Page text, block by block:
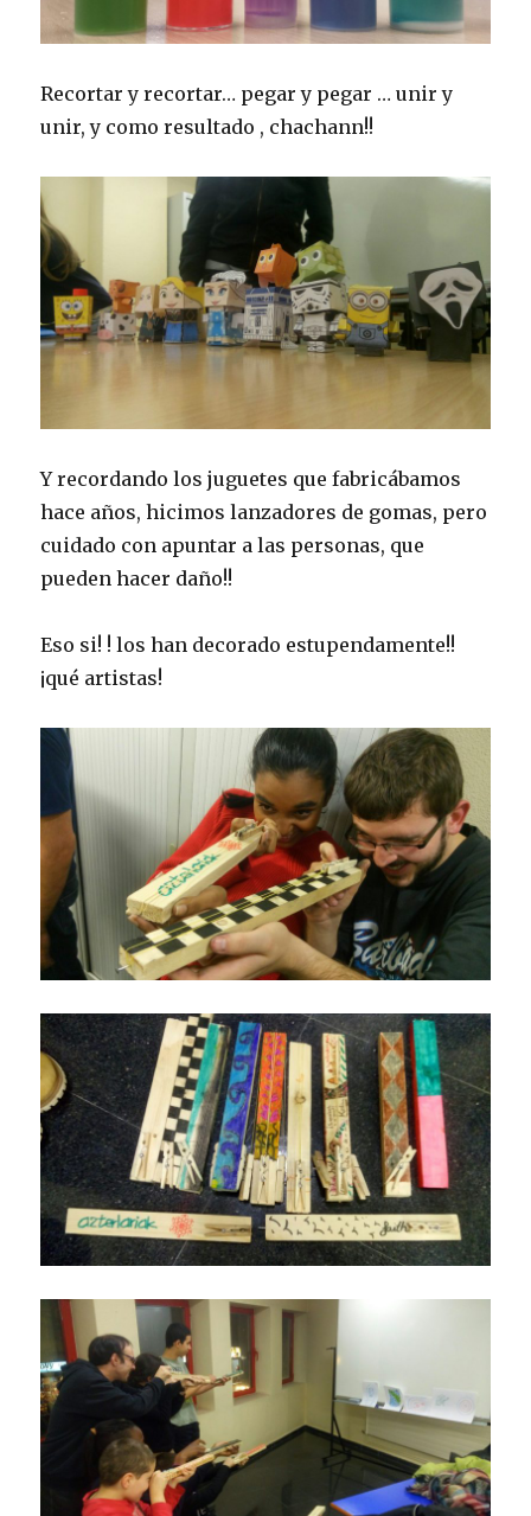
Recortar y recortar… pegar y pegar … unir y
unir, y como resultado , chachann!!
Y recordando los juguetes que fabricábamos
hace años, hicimos lanzadores de gomas, pero
cuidado con apuntar a las personas, que
pueden hacer daño!!
Eso si! ! los han decorado estupendamente!!
¡qué artistas!